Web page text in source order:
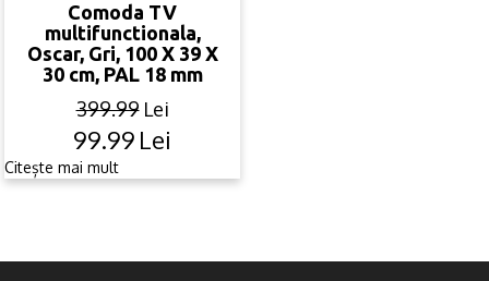
Comoda TV
multifunctionala,
Oscar, Gri, 100 X 39 X
30 cm, PAL 18 mm
399.99 Lei
Original
99.99 Lei
Current
Citește mai mult